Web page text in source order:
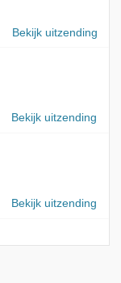
Bekijk uitzending
Bekijk uitzending
Bekijk uitzending